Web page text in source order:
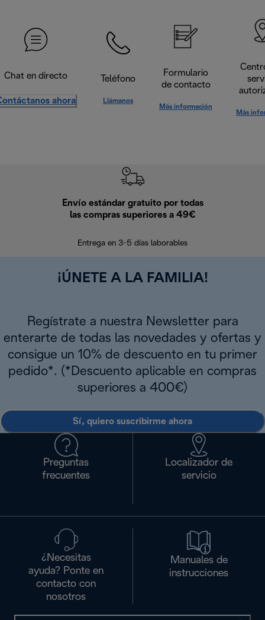
Chat en directo
ahora
Teléfono
Llámanos
Formulario
de contacto
Más información
Más
Envío estándar gratuito por todas
las compras superiores a 49€
Entrega en 3-5 días laborables
¡ÚNETE A LA FAMILIA!
Regístrate a nuestra Newsletter para
enterarte de todas las novedades y ofertas y
consigue un 10% de descuento en tu primer
pedido*. (*Descuento aplicable en compras
superiores a 400€)
Sí, quiero suscribirme ahora
Preguntas
frecuentes
Localizador de
servicio
¿Necesitas
ayuda? Ponte en
contacto con
nosotros
Manuales de
instrucciones